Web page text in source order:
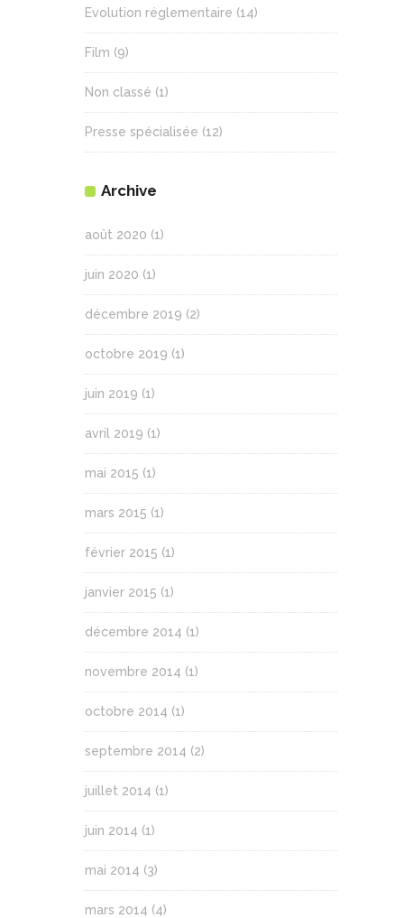
Evolution réglementaire (14)
Film (9)
Non classé (1)
Presse spécialisée (12)
Archive
août 2020 (1)
juin 2020 (1)
décembre 2019 (2)
octobre 2019 (1)
juin 2019 (1)
avril 2019 (1)
mai 2015 (1)
mars 2015 (1)
février 2015 (1)
janvier 2015 (1)
décembre 2014 (1)
novembre 2014 (1)
octobre 2014 (1)
septembre 2014 (2)
juillet 2014 (1)
juin 2014 (1)
mai 2014 (3)
mars 2014 (4)